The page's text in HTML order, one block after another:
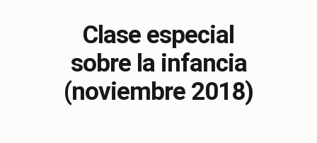
Clase especial
sobre la infancia
(noviembre 2018)